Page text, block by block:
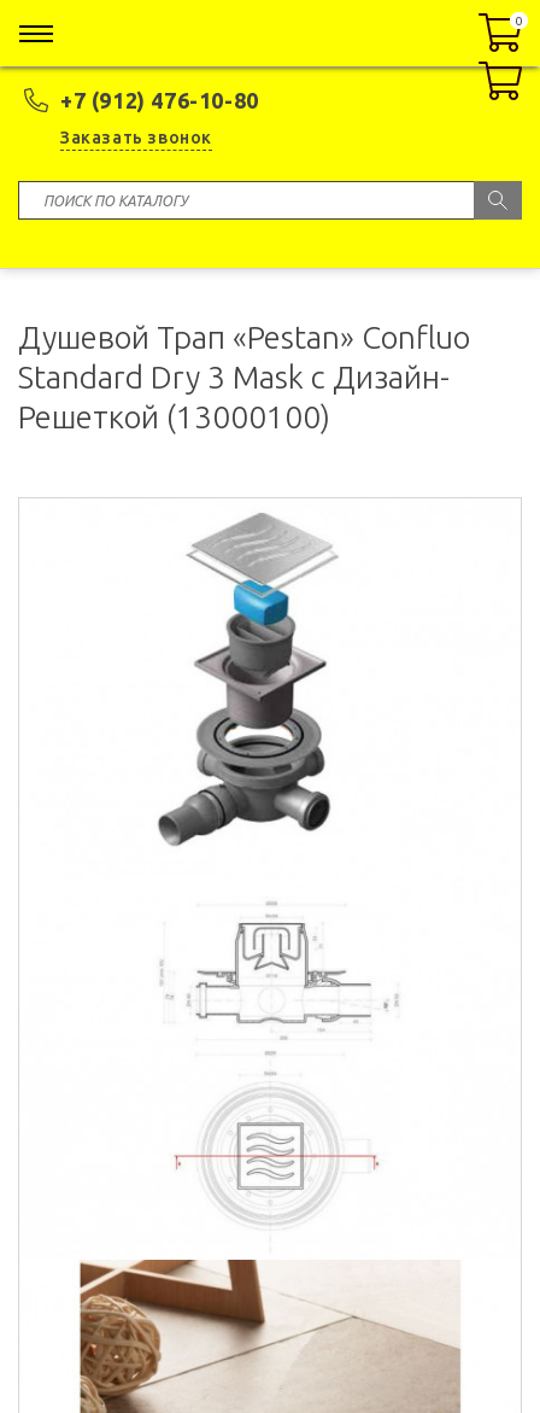
+7 (912) 476-10-80
Заказать звонок
0
0
Душевой Трап «Pestan» Confluo
Standard Dry 3 Mask с Дизайн-
Решеткой (13000100)